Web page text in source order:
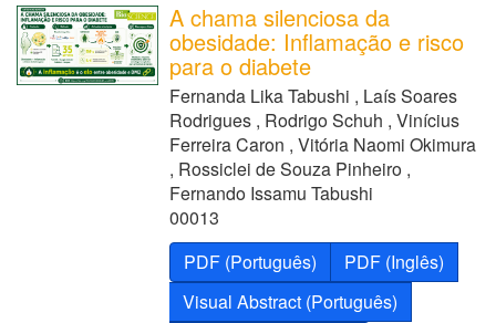
A chama silenciosa da
obesidade: Inflamação e risco
para o diabete
Fernanda Lika Tabushi , Laís Soares
Rodrigues , Rodrigo Schuh , Vinícius
Ferreira Caron , Vitória Naomi Okimura
, Rossiclei de Souza Pinheiro ,
Fernando Issamu Tabushi
00013
PDF (Português)
PDF (Inglês)
Visual Abstract (Português)